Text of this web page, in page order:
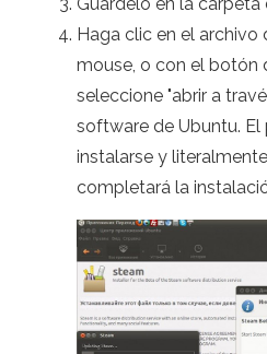
Haga clic en el archivo
mouse, o con el botón
seleccione "abrir a
software de Ubuntu.
instalarse y
completará la